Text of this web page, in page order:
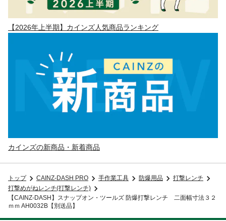
【2026年上半期】カインズ人気商品ランキング
カインズの新商品・新着商品
トップ CAINZ-DASH PRO 手作業工具 防爆用品
打撃レンチ
打撃めがねレンチ(打撃レンチ)
【CAINZ-DASH】スナップオン・ツールズ 防爆打撃レンチ 二面幅寸法３２
ｍｍ AH0032B【別送品】